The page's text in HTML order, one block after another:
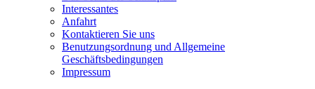
Interessantes
Anfahrt
Kontaktieren Sie uns
Benutzungsordnung und Allgemeine
Geschäftsbedingungen
Impressum